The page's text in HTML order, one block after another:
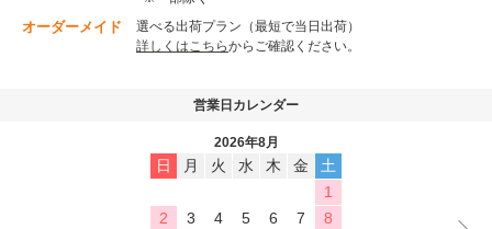
オーダーメイド
選べる出荷プラン（最短で当日出荷）
詳しくはこちらからご確認ください。
営業日カレンダー
2026年8月
日 月 火 水 木 金
土
1
2
3 4 5 6 7
8